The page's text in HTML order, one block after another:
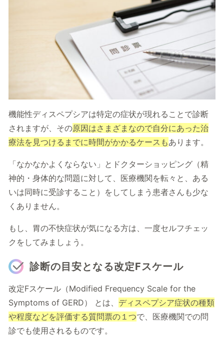
機能性ディスペプシアは特定の症状が現れることで診断
されますが、その原因はさまざまなので自分にあった治
療法を見つけるまでに時間がかかるケースもあります。
「なかなかよくならない」とドクターショッピング（精
神的・身体的な問題に対して、医療機関を転々と、ある
いは同時に受診すること）をしてしまう患者さんも少な
くありません。
もし、胃の不快症状が気になる方は、一度セルフチェッ
クをしてみましょう。
診断の目安となる改定Fスケール
改定Fスケール（Modified Frequency Scale for the
Symptoms of GERD） とは、 ディスペプシア症状の種類
や程度などを評価する質問票の１つで、医療機関での問
診でも使用されるものです。